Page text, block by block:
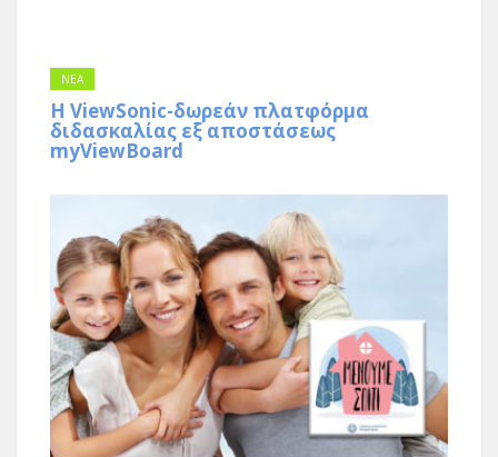
NEA
Η ViewSonic-δωρεάν πλατφόρμα
διδασκαλίας εξ αποστάσεως
myViewBoard